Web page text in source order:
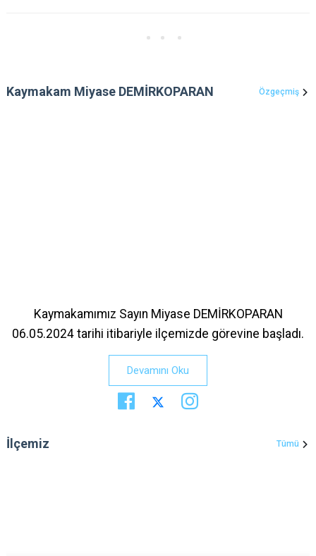
Kaymakam Miyase DEMİRKOPARAN Özgeçmiş
Kaymakamımız Sayın Miyase DEMİRKOPARAN
06.05.2024 tarihi itibariyle ilçemizde görevine başladı.
Devamını Oku
İlçemiz Tümü